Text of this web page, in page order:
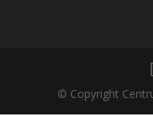
© Copyright